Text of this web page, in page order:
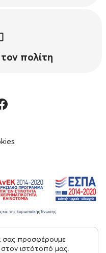
πολίτη
Μεσσηνίας
σας προσφέρουμε
ιστότοπό μας.